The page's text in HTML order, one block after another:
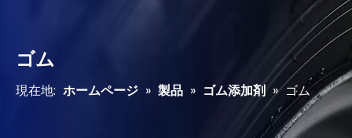
ゴム
現在地: ホームページ » 製品 » ゴム添加剤 » ゴム